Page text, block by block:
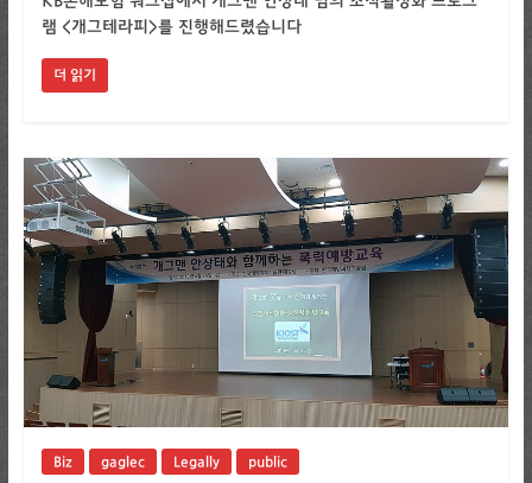
램 <개그테라피>를 진행해드렸습니다
더 읽기
Biz gaglec Legally public